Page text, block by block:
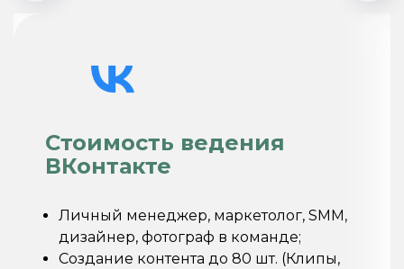
Стоимость ведения
ВКонтакте
Личный менеджер, маркетолог, SMM,
дизайнер, фотограф в команде;
Создание контента до 80 шт. (Клипы,